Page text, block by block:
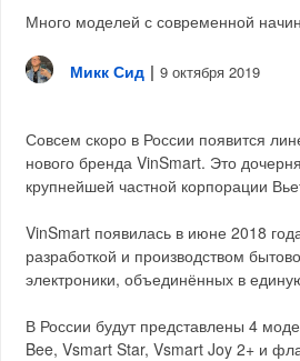
Много моделей с современной
Микк Сид | 9 октября 2019
Совсем скоро в России появится
нового бренда VinSmart. Это
крупнейшей частной корпорации
VinSmart появилась в июне 2018
разработкой и производством
электроники, объединённых в
В России будут представлены 4
Bee, Vsmart Star, Vsmart Joy 2+ и